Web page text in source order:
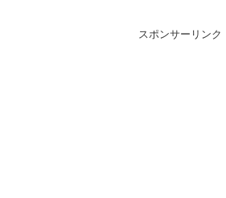
スポンサーリンク